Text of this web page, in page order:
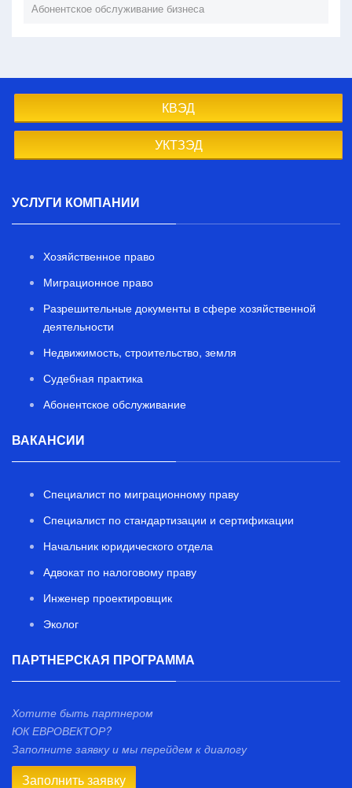
Абонентское обслуживание бизнеса
КВЭД
УКТЗЭД
УСЛУГИ КОМПАНИИ
Хозяйственное право
Миграционное право
Разрешительные документы в сфере хозяйственной
деятельности
Недвижимость, строительство, земля
Судебная практика
Абонентское обслуживание
ВАКАНСИИ
Специалист по миграционному праву
Специалист по стандартизации и сертификации
Начальник юридического отдела
Адвокат по налоговому праву
Инженер проектировщик
Эколог
ПАРТНЕРСКАЯ ПРОГРАММА
Хотите быть партнером
ЮК ЕВРОВЕКТОР?
Заполните заявку и мы перейдем к диалогу
Заполнить заявку